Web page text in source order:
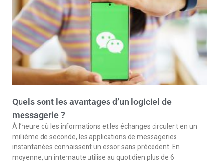
Quels sont les avantages d’un logiciel de
messagerie ?
À l’heure où les informations et les échanges circulent en un
millième de seconde, les applications de messageries
instantanées connaissent un essor sans précédent. En
moyenne, un internaute utilise au quotidien plus de 6